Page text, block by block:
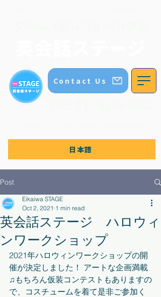
Contact Us
日本語
Post
英会話ステージ ハロウィ
ンワークショップ
Eikaiwa STAGE
Oct 2, 2021 1 min read
2021年ハロウィンワークショップの開
催が決定しました！ アートな企画満載
♫もちろん仮装コンテストもありますの
で、コスチュームを着て是非ご参加く